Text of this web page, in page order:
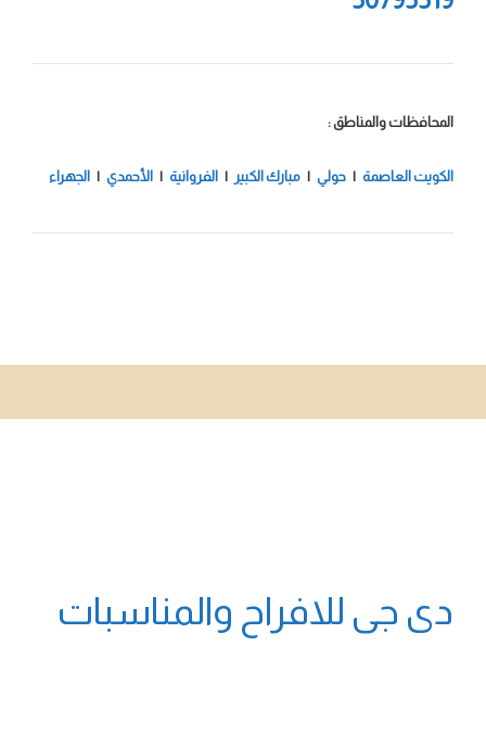
المحافظات والمناطق :
الكويت العاصمة | حولي | مبارك الكبير | الفروانية | الأحمدي | الجهراء
دى جى للافراح والمناسبات